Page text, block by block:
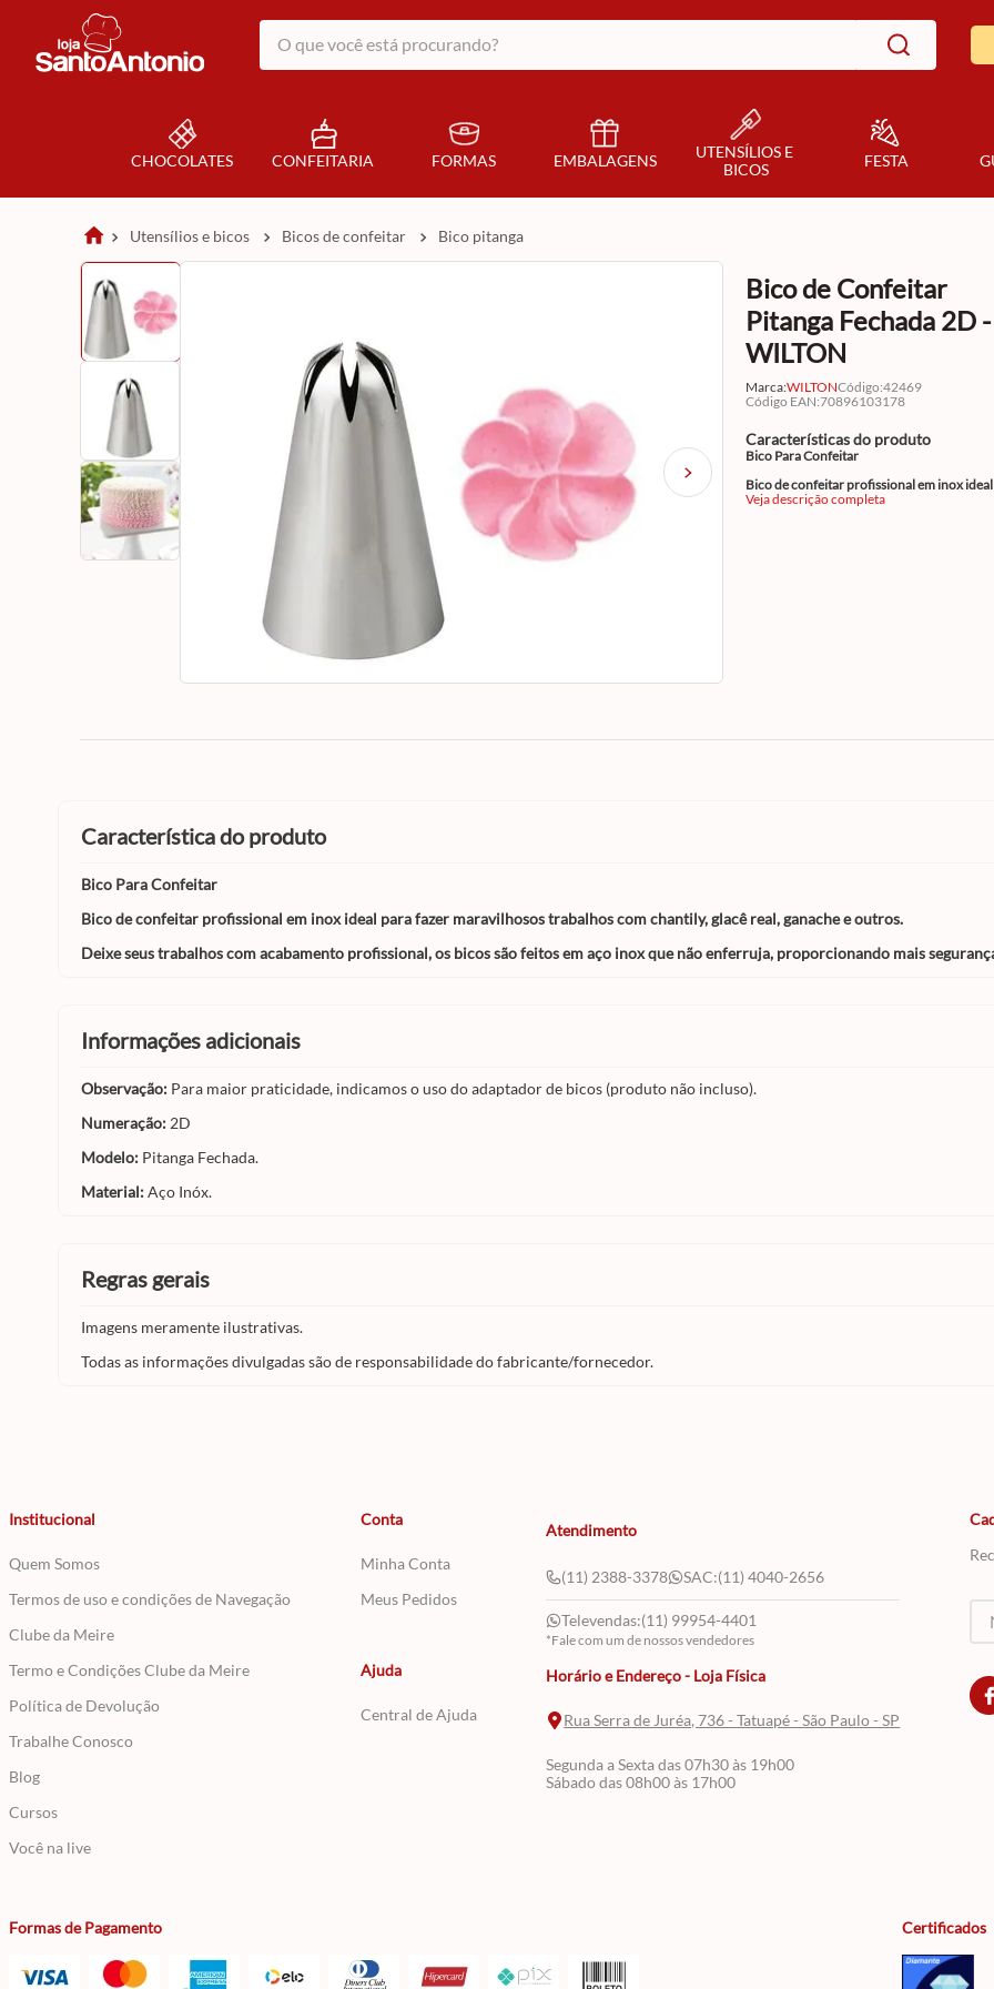
O que você está procurando?
CHOCOLATES CONFEITARIA FORMAS EMBALAGENS
UTENSÍLIOS E
BICOS
FESTA
utensílios e bicos bicos de confeitar bico pitanga
Bico de Confeitar
Pitanga Fechada 2D
WILTON
Marca:WILTONCódigo:42469
Código EAN:70896103178
Características do produto
Bico Para Confeitar
Bico de confeitar profissional em inox
fazer maravilhosos trabalhos com chantily,
Veja descrição completa
característica do produto
Bico Para Confeitar
Bico de confeitar profissional em inox ideal para fazer maravilhosos trabalhos com chantily, glacê real, ganache e outros.
Deixe seus trabalhos com acabamento profissional, os bicos são feitos em aço inox que não enferruja, proporcionando mais
informações adicionais
Observação: Para maior praticidade, indicamos o uso do adaptador de bicos (produto não incluso).
Numeração: 2D
Modelo: Pitanga Fechada.
Material:Aço Inóx.
regras gerais
Imagens meramente ilustrativas.
Todas as informações divulgadas são de responsabilidade do fabricante/fornecedor.
Institucional
Quem Somos
Termos de uso e condições de Navegação
Clube da Meire
Termo e Condições Clube da Meire
Política de Devolução
Trabalhe Conosco
Blog
Cursos
Você na live
Conta
Minha Conta
Meus Pedidos
Ajuda
Central de Ajuda
Atendimento
(11) 2388-3378 SAC:(11) 4040-2656
Televendas:(11) 99954-4401
*Fale com um de nossos vendedores
Horário e Endereço - Loja Física
Rua Serra de Juréa, 736 - Tatuapé - São Paulo - SP
Segunda a Sexta das 07h30 às 19h00
Sábado das 08h00 às 17h00
Formas de Pagamento Certificados